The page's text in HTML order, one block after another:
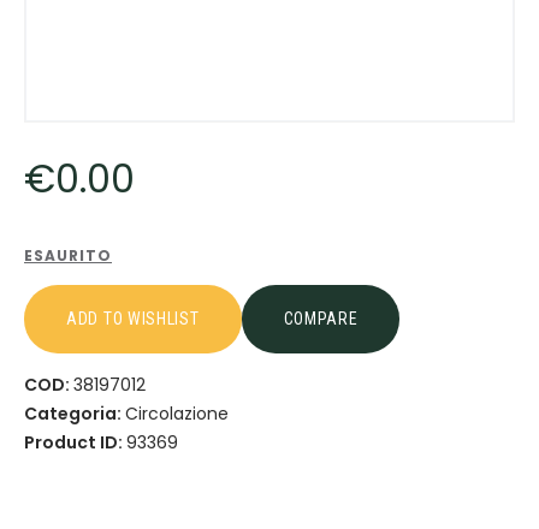
€0.00
ESAURITO
ADD TO WISHLIST COMPARE
COD: 38197012
Categoria: Circolazione
Product ID: 93369